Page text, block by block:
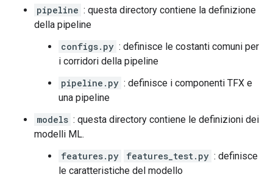
pipeline : questa directory contiene la definizione
della pipeline
configs.py : definisce le costanti comuni per
i corridori della pipeline
pipeline.py : definisce i componenti TFX e
una pipeline
models : questa directory contiene le definizioni dei
modelli ML.
features.py
features_test.py : definisce
le caratteristiche del modello